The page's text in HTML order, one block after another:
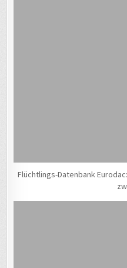
Flüchtlings-Datenbank